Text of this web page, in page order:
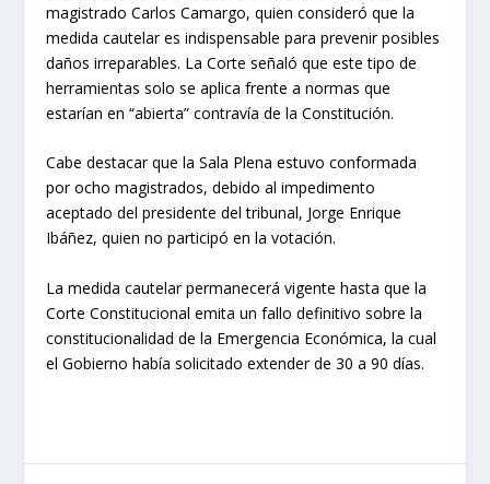
magistrado Carlos Camargo, quien consideró que la
medida cautelar es indispensable para prevenir posibles
daños irreparables. La Corte señaló que este tipo de
herramientas solo se aplica frente a normas que
estarían en “abierta” contravía de la Constitución.
Cabe destacar que la Sala Plena estuvo conformada
por ocho magistrados, debido al impedimento
aceptado del presidente del tribunal, Jorge Enrique
Ibáñez, quien no participó en la votación.
La medida cautelar permanecerá vigente hasta que la
Corte Constitucional emita un fallo definitivo sobre la
constitucionalidad de la Emergencia Económica, la cual
el Gobierno había solicitado extender de 30 a 90 días.